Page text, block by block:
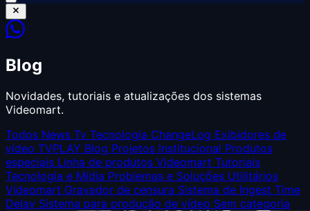
Blog
Novidades, tutoriais e atualizações dos sistemas
Videomart.
Todos News Tv Tecnologia ChangeLog Exibidores de
vídeo TVPLAY Blog Projetos Institucional Produtos
especiais Linha de produtos Videomart Tutoriais
Tecnologia e Mídia Problemas e Soluções Utilitários
Videomart Gravador de censura Sistema de Ingest Time
Delay Sistema para produção de vídeo Sem categoria